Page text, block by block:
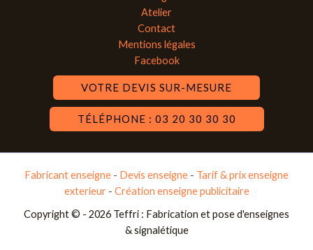
Atelier
Contact
Mentions légales
Facebook
VOTRE DEVIS SUR-MESURE
TÉLÉPHONE : 03 20 30 30 30
Fabricant enseigne - Devis enseigne - Tarif & prix enseigne
exterieur- Création enseigne publicitaire
Copyright © - 2026 Teffri : Fabrication et pose d'enseignes
& signalétique